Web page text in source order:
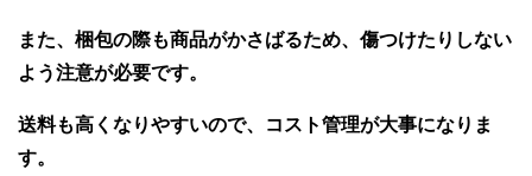
また、梱包の際も商品がかさばるため、傷つけたりしない
よう注意が必要です。
送料も高くなりやすいので、コスト管理が大事になりま
す。